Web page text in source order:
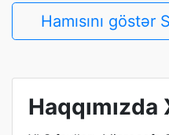
Hamısını
Haqqımızda